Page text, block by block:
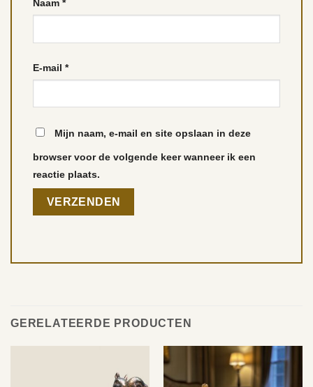
Naam *
E-mail *
Mijn naam, e-mail en site opslaan in deze
browser voor de volgende keer wanneer ik een
reactie plaats.
GERELATEERDE PRODUCTEN